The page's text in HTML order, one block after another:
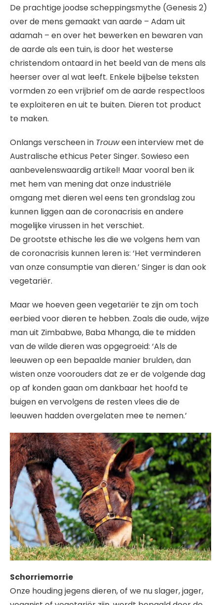
De prachtige joodse scheppingsmythe (Genesis 2)
over de mens gemaakt van aarde – Adam uit
adamah – en over het bewerken en bewaren van
de aarde als een tuin, is door het westerse
christendom ontaard in het beeld van de mens als
heerser over al wat leeft. Enkele bijbelse teksten
vormden zo een vrijbrief om de aarde respectloos
te exploiteren en uit te buiten. Dieren tot product
te maken.
Onlangs verscheen in Trouween interview met de
Australische ethicus Peter Singer. Sowieso een
aanbevelenswaardig artikel! Maar vooral ben ik
met hem van mening dat onze industriële
omgang met dieren wel eens ten grondslag zou
kunnen liggen aan de coronacrisis en andere
mogelijke virussen in het verschiet.
De grootste ethische les die we volgens hem van
de coronacrisis kunnen leren is: ‘Het verminderen
van onze consumptie van dieren.’ Singer is dan ook
vegetariër.
Maar we hoeven geen vegetariër te zijn om toch
eerbied voor dieren te hebben. Zoals die oude, wijze
man uit Zimbabwe, Baba Mhanga, die te midden
van de wilde dieren was opgegroeid: ‘Als de
leeuwen op een bepaalde manier brulden, dan
wisten onze voorouders dat ze er de volgende dag
op af konden gaan om dankbaar het hoofd te
buigen en vervolgens de resten vlees die de
leeuwen hadden overgelaten mee te nemen.’
Schorriemorrie
Onze houding jegens dieren, of we nu slager, jager,